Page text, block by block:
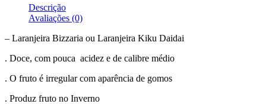
Descrição
Avaliações (0)
– Laranjeira Bizzaria ou Laranjeira Kiku Daidai
. Doce, com pouca acidez e de calibre médio
. O fruto é irregular com aparência de gomos
. Produz fruto no Inverno